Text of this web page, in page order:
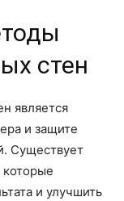
стен
является
и защите
Существует
и улучшить